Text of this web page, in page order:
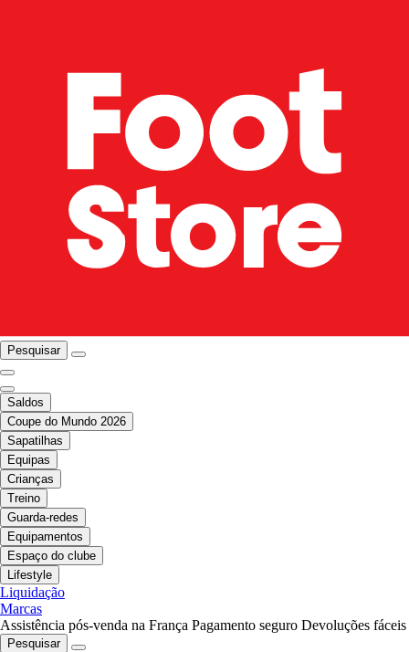
Pesquisar
Saldos
Coupe do Mundo 2026
Sapatilhas
Equipas
Crianças
Treino
Guarda-redes
Equipamentos
Espaço do clube
Lifestyle
Liquidação
Marcas
Assistência pós-venda na França Pagamento seguro Devoluções fáceis
Pesquisar